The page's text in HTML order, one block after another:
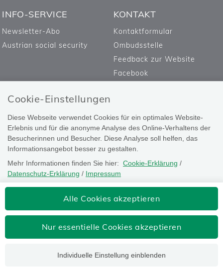
Cookie-Einstellungen
Diese Webseite verwendet Cookies für ein optimales Website-
Erlebnis und für die anonyme Analyse des Online-Verhaltens der
Besucherinnen und Besucher. Diese Analyse soll helfen, das
Informationsangebot besser zu gestalten.
Mehr Informationen finden Sie hier: Cookie-Erklärung /
Datenschutz-Erklärung / Impressum
Die Einstellung können Sie jederzeit auf der Seite "Datenschutz-
" ändern.Alle Cookies akzeptieren
Nur essentielle Cookies akzeptieren
Individuelle Einstellung einblenden
Bediensteter, Eisenbahnen und Bergbau
INFO-SERVICE
Newsletter-Abo
Austrian social security
KONTAKT
Kontaktformular
Ombudsstelle
Feedback zur Website
Facebook